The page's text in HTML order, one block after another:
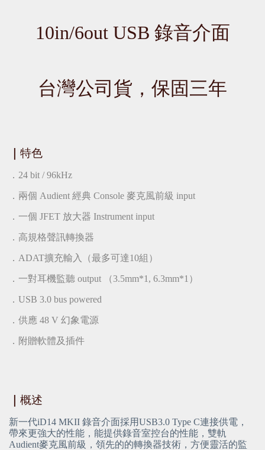
10in/6out USB 錄音介面
台灣公司貨，保固三年
特色
．24 bit / 96kHz
．兩個 Audient 經典 Console 麥克風前級 input
．一個 JFET 放大器 Instrument input
．高規格聲訊轉換器
．ADAT擴充輸入（最多可達10組）
．一對耳機監聽 output （3.5mm*1, 6.3mm*1）
．USB 3.0 bus powered
．供應 48 V 幻象電源
．附贈軟體及插件
概述
新一代iD14 MKII 錄音介面採用USB3.0 Type C連接供電，
帶來更強大的性能，能提供錄音室控台的性能，雙軌
Audient麥克風前級，領先的的轉換器技術，方便靈活的監